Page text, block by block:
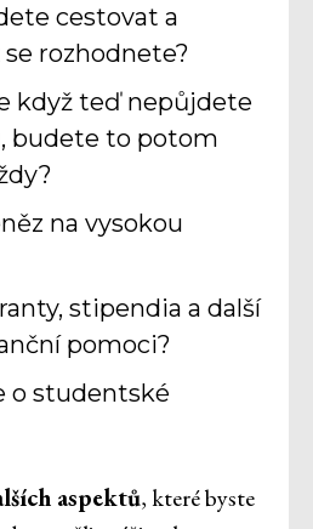
cestovat a
rozhodnete?
když teď nepůjdete
budete to potom
na vysokou
stipendia a další
pomoci?
o studentské
aspektů, které byste